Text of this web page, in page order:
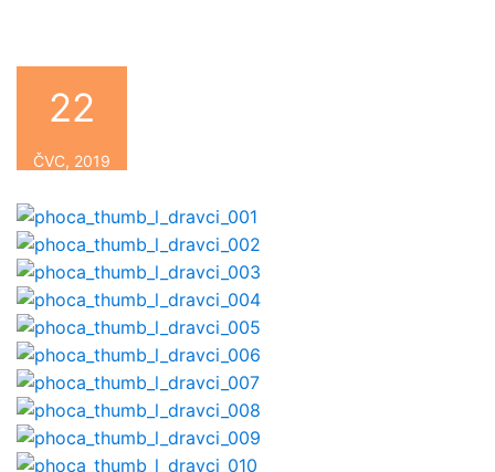
Dravci
22
ČVC, 2019